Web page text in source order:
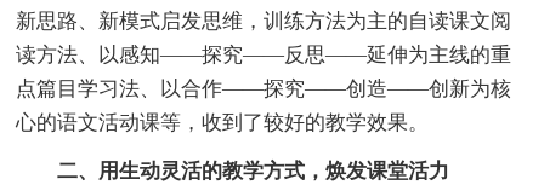
新思路、新模式启发思维，训练方法为主的自读课文阅
读方法、以感知――探究――反思――延伸为主线的重
点篇目学习法、以合作――探究――创造――创新为核
心的语文活动课等，收到了较好的教学效果。
二、用生动灵活的教学方式，焕发课堂活力